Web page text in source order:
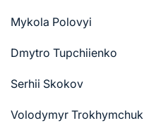
Mykola Polovyi
Dmytro Tupchiienko
Serhii Skokov
Volodymyr Trokhymchuk